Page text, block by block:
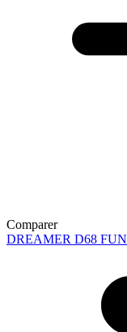
Comparer
DREAMER D68 FUN